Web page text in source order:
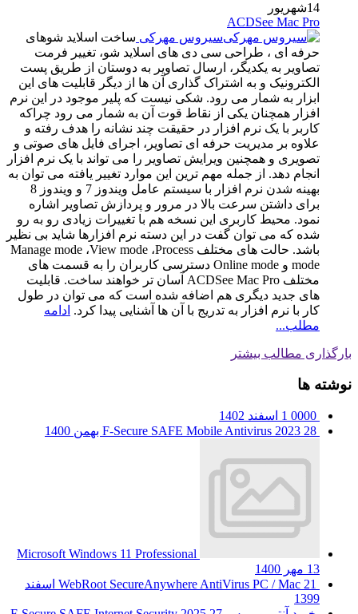
14شهریور
ACDSee Mac Pro
سیروس مهرکی ساخت اسلاید شوهای
حرفه ای ، طراحی سی دی های اسلاید شو، تغییر فرمت
تصاویر به یکدیگر، ارسال تصاویر به دوستان از طریق پست
الکترونیک و به اشتراک گذاری آن ها از دیگر قابلیت های این
ابزار به شمار می رود. شکی نیست که پلیر موجود در این نرم
افزار همچنان یکی از نقاط قوت آن به شمار می رود چراکه
کاربر با یک نرم افزار در حقیقت چند نشانه را هدف رفته و
علاوه بر مدیریت حرفه ای تصاویر، اجرای فایل های صوتی و
تصویری و همچنین ویرایش تصاویر را می تواند با یک نرم افزار
انجام دهد. از جمله مهم ترین این موارد تغییر یافته می توان به
بهینه شدن نرم افزار با سیستم عامل ویندوز 7 و ویندوز 8
برای داشتن سرعت بالا در مرور و پردازش تصاویر اشاره
نمود. محیط کاربری این نسخه هم با تغییرات زیادی رو به رو
شده که می توان گفت در این دسته نرم افزارها شاید بی نظیر
باشد. حالت های مختلف Manage mode ،View mode ،Process
mode و Online mode دسترسی کاربران را به قسمت های
مختلف ACDSee Mac Pro آسان تر خواهند ساخت. قابلیت
های جدید دیگری هم اضافه شده است که می توان در طول
کار با نرم افزار به تدریج با آن ها آشنایی پیدا کرد. ادامه
مطلب...
بارگذاری مطالب بیشتر
نوشته ها
0000 1 اسفند 1402
F-Secure SAFE Mobile Antivirus 2023 28 بهمن 1400
Microsoft Windows 11 Professional
13 مهر 1400
WebRoot SecureAnywhere AntiVirus PC / Mac 21 اسفند
1399